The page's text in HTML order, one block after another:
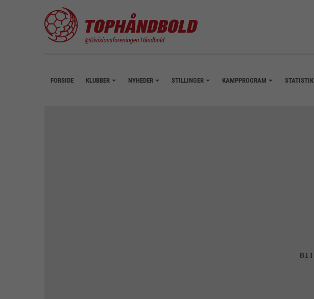
FORSIDE KLUBBER NYHEDER STILLINGER KAMPPROGRAM STATISTIK